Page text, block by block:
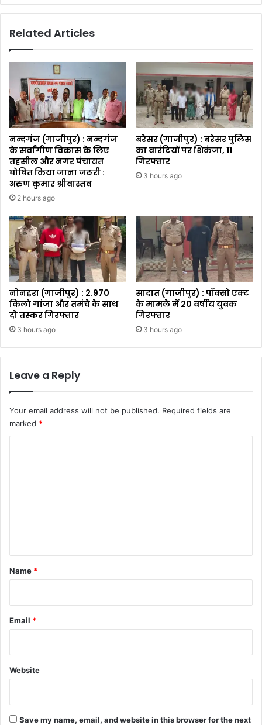
Related Articles
नन्दगंज (गाजीपुर) : नन्दगंज
के सर्वांगीण विकास के लिए
तहसील और नगर पंचायत
घोषित किया जाना जरूरी :
अरुण कुमार श्रीवास्तव
2 hours ago
बरेसर (गाजीपुर) : बरेसर पुलिस
का वारंटियों पर शिकंजा, 11
गिरफ्तार
3 hours ago
नोनहरा (गाजीपुर) : 2.970
किलो गांजा और तमंचे के साथ
दो तस्कर गिरफ्तार
3 hours ago
सादात (गाजीपुर) : पॉक्सो एक्ट
के मामले में 20 वर्षीय युवक
गिरफ्तार
3 hours ago
Leave a Reply
Your email address will not be published. Required fields are
marked *
*
Name *
Email *
Website
Save my name, email, and website in this browser for the next